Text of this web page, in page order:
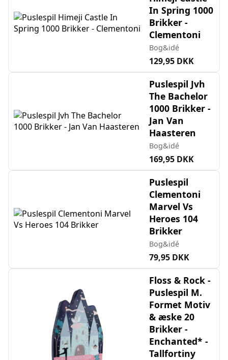
In Spring 1000
Brikker -
Clementoni
Bog&idé
129,95 DKK
Puslespil Jvh
The Bachelor
1000 Brikker -
Jan Van
Haasteren
Bog&idé
169,95 DKK
Puslespil
Clementoni
Marvel Vs
Heroes 104
Brikker
Bog&idé
79,95 DKK
Floss & Rock -
Puslespil M.
Formet Motiv
& æske 20
Brikker -
Enchanted* -
Tallfortiny